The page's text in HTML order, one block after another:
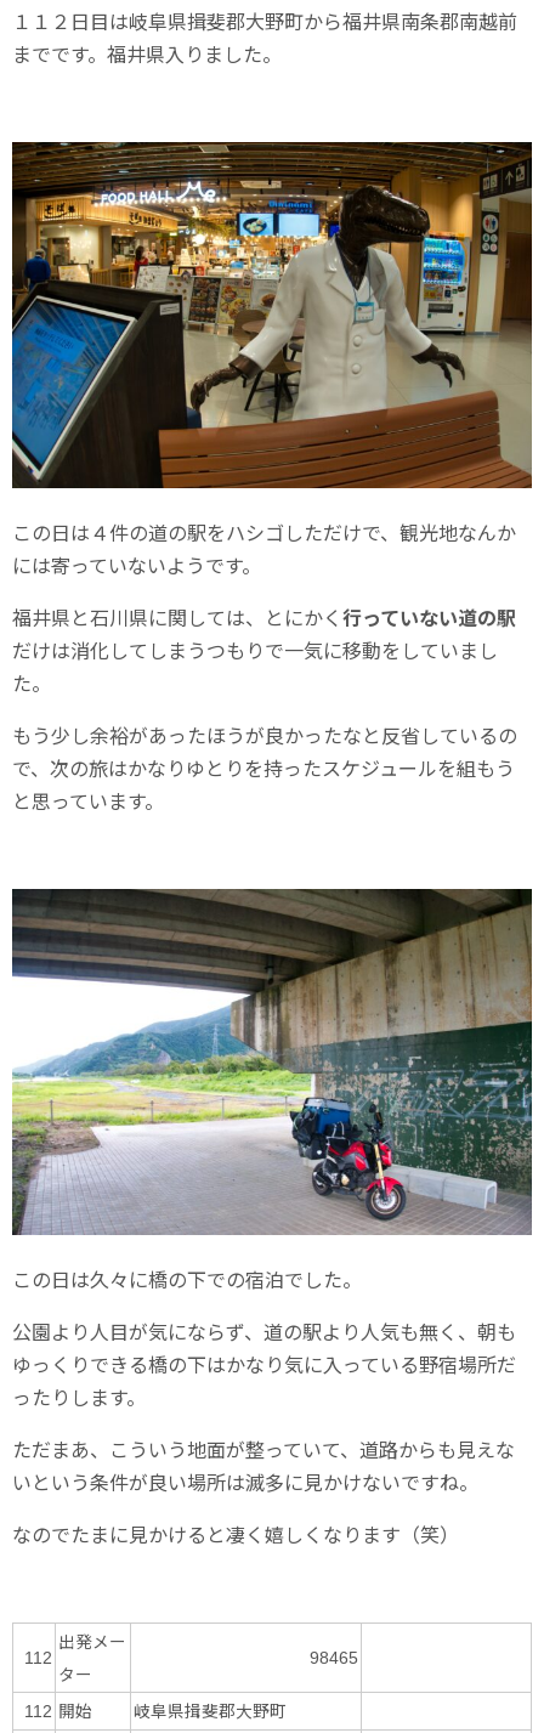
１１２日目は岐阜県揖斐郡大野町から福井県南条郡南越前
までです。福井県入りました。
この日は４件の道の駅をハシゴしただけで、観光地なんか
には寄っていないようです。
福井県と石川県に関しては、とにかく行っていない道の駅
だけは消化してしまうつもりで一気に移動をしていまし
た。
もう少し余裕があったほうが良かったなと反省しているの
で、次の旅はかなりゆとりを持ったスケジュールを組もう
と思っています。
この日は久々に橋の下での宿泊でした。
公園より人目が気にならず、道の駅より人気も無く、朝も
ゆっくりできる橋の下はかなり気に入っている野宿場所だ
ったりします。
ただまあ、こういう地面が整っていて、道路からも見えな
いという条件が良い場所は滅多に見かけないですね。
なのでたまに見かけると凄く嬉しくなります（笑）
112
出発メー
ター
98465
112 開始 岐阜県揖斐郡大野町